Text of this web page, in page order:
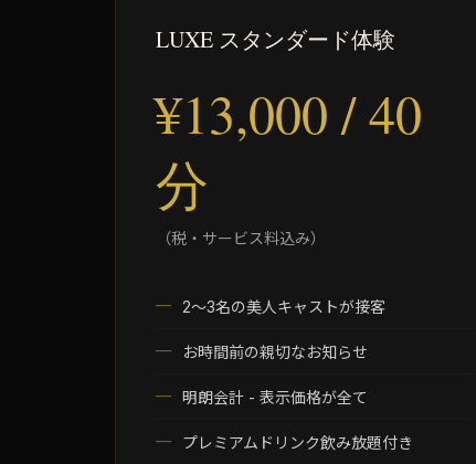
LUXE スタンダード体験
¥13,000 / 40
分
（税・サービス料込み）
2～3名の美人キャストが接客
お時間前の親切なお知らせ
明朗会計 - 表示価格が全て
プレミアムドリンク飲み放題付き